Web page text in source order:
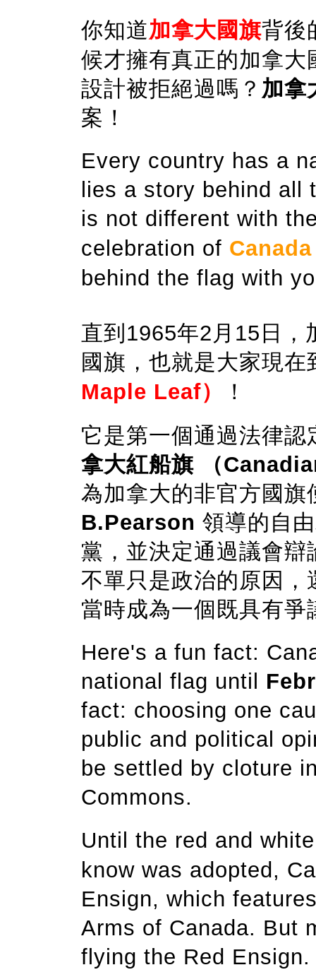
你知道加拿大國旗背後
候才擁有真正的加拿
設計被拒絕過嗎？ 加拿
案！
Every country has a
lies a story behind
is not different with
celebration of
behind the flag with
直到1965年2月15日，
國旗，也就是大家現在
Maple Leaf）
！
它是第一個通過法律
拿大紅船旗 （
為加拿大的非官方國
B.Pearson 領導的自
黨，並決定通過議會
不單只是政治的原因
當時成為一個既具有爭
Here's a fun fact:
national flag until
fact: choosing one
public and political
be settled by cloture
Commons.
Until the red and white
know was adopted,
Ensign, which
Arms of Canada. But
flying the Red Ensign.